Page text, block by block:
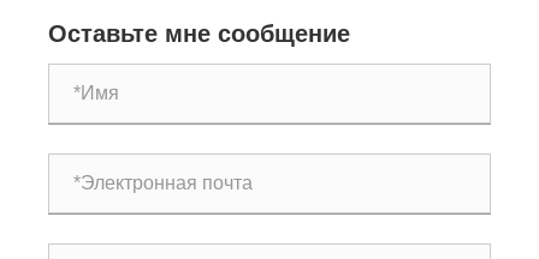
Оставьте мне сообщение